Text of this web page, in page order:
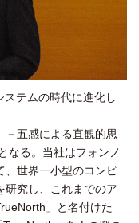
テムの時代に進化し
五感による直観的思
なる。当社はフォンノ
、世界一小型のコンピ
研究し、これまでのア
」と名付けた